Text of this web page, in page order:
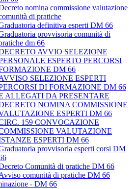
nomina commissione valutazione
di pratiche
definitiva esperti DM 66
provvisoria comunità di
dm 66
AVVIO SELEZIONE
ESPERTO PERCORSI
DM 66
SELEZIONE ESPERTI
DI FORMAZIONE DM 66
ALLEGATI DA PRESENTARE
NOMINA COMMISSIONE
ESPERTI DM 66
159 CONVOCAZIONE
VALUTAZIONE
ESPERTI DM 66
provvisoria esperti corsi DM
Comunità di pratiche DM 66
comunità di pratiche DM 66
- DM 66